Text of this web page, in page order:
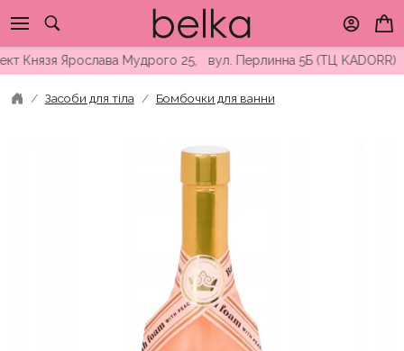
to
contentЯрослава Мудрого 25, вул. Перлинна 5Б (ТЦ KADORR) ∘
Засоби для тіла Бомбочки для ванни